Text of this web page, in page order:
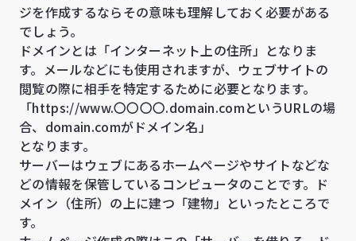
ジを作成するならその意味も理解しておく必要がある
でしょう。
ドメインとは「インターネット上の住所」となりま
す。メールなどにも使用されますが、ウェブサイトの
閲覧の際に相手を特定するために必要となります。
「https://www.〇〇〇〇.domain.comというURLの場
合、domain.comがドメイン名」
となります。
サーバーはウェブにあるホームページやサイトなどな
どの情報を保管しているコンピュータのことです。ド
メイン（住所）の上に建つ「建物」といったところで
す。